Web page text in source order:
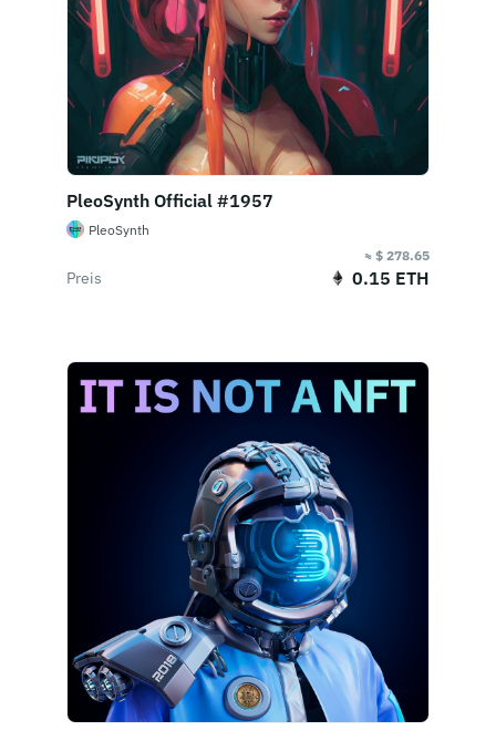
PleoSynth Official #1957
PleoSynth
≈ $ 278.65
Preis 0.15 ETH